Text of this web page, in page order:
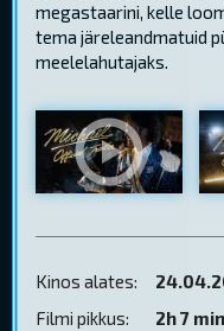
megastaarini, kelle
tema järeleandmatuid
meelelahutajaks.
Kinos alates:
Filmi pikkus:
2h 7 min